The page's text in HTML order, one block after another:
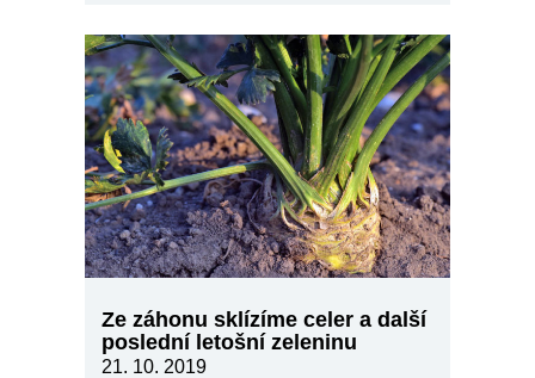
Ze záhonu sklízíme celer a další
poslední letošní zeleninu
21. 10. 2019